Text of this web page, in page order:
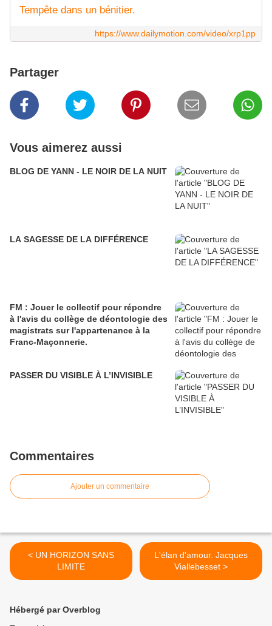
Tempête dans un bénitier.
https://www.dailymotion.com/video/xrp1pp
Partager
Vous aimerez aussi
BLOG DE YANN - LE NOIR DE LA NUIT
LA SAGESSE DE LA DIFFÉRENCE
FM : Jouer le collectif pour répondre
à l'avis du collège de déontologie des
magistrats sur l'appartenance à la
Franc-Maçonnerie.
PASSER DU VISIBLE À L’INVISIBLE
Commentaires
Ajouter un commentaire
< UN HORIZON SANS
LIMITE
L'élan d'amour. Jacques
Viallebesset >
Hébergé par Overblog